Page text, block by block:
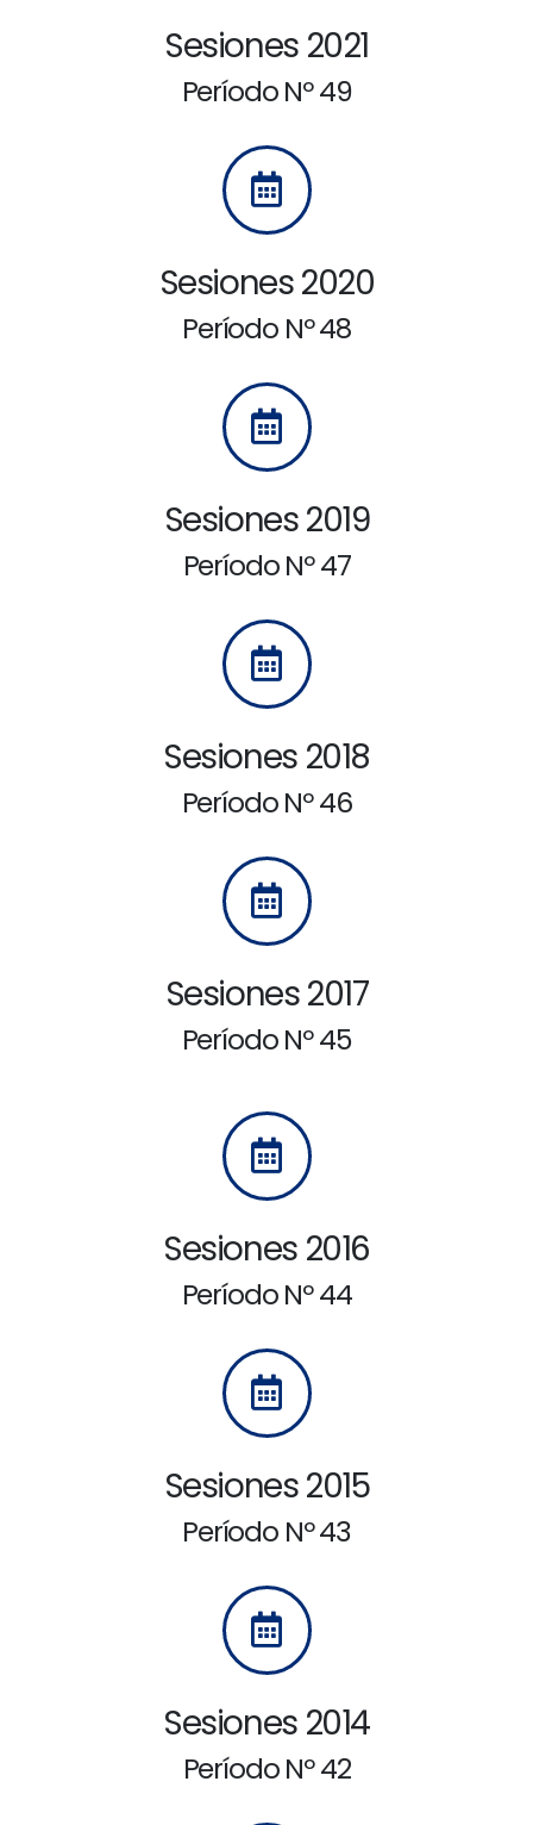
Sesiones 2021
Período Nº 49
Sesiones 2020
Período Nº 48
Sesiones 2019
Período Nº 47
Sesiones 2018
Período Nº 46
Sesiones 2017
Período Nº 45
Sesiones 2016
Período Nº 44
Sesiones 2015
Período Nº 43
Sesiones 2014
Período Nº 42